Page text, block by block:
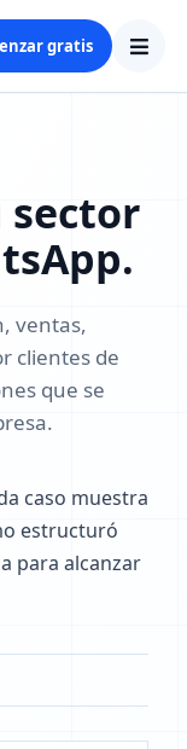
gratis
sector
ventas,
clientes de
que se
caso muestra
estructuró
para alcanzar